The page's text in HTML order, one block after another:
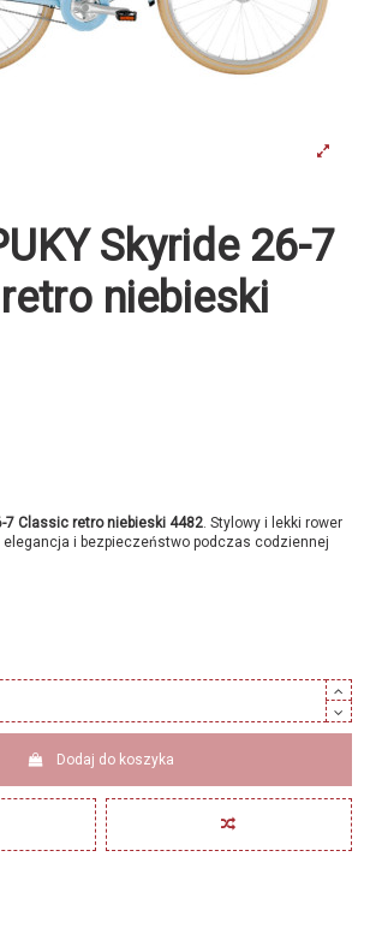
Skyride 26-7
niebieski
7 Classic retro niebieski 4482. Stylowy i lekki rower
elegancja i bezpieczeństwo podczas codziennej
Dodaj do koszyka